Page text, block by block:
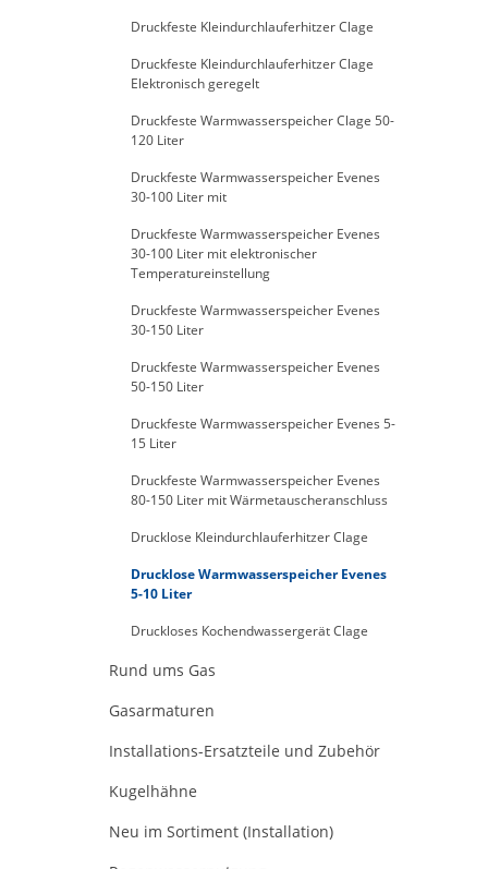
Druckfeste Kleindurchlauferhitzer Clage
Druckfeste Kleindurchlauferhitzer Clage
Elektronisch geregelt
Druckfeste Warmwasserspeicher Clage 50-
120 Liter
Druckfeste Warmwasserspeicher Evenes
30-100 Liter mit
Druckfeste Warmwasserspeicher Evenes
30-100 Liter mit elektronischer
Temperatureinstellung
Druckfeste Warmwasserspeicher Evenes
30-150 Liter
Druckfeste Warmwasserspeicher Evenes
50-150 Liter
Druckfeste Warmwasserspeicher Evenes 5-
15 Liter
Druckfeste Warmwasserspeicher Evenes
80-150 Liter mit Wärmetauscheranschluss
Drucklose Kleindurchlauferhitzer Clage
Drucklose Warmwasserspeicher Evenes
5-10 Liter
Druckloses Kochendwassergerät Clage
Rund ums Gas
Gasarmaturen
Installations-Ersatzteile und Zubehör
Kugelhähne
Neu im Sortiment (Installation)